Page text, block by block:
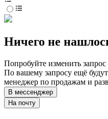
Ничего не
Попробуйте изменить
По вашему запросу ещё
менеджер по продажам и
В мессенджер
На почту